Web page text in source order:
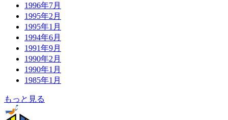
1996年7月
1995年2月
1995年1月
1994年6月
1991年9月
1990年2月
1990年1月
1985年1月
もっと見る